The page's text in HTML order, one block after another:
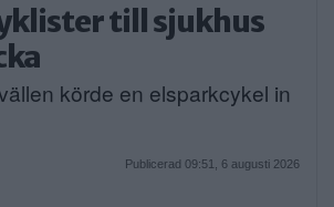
till sjukhus
körde en elsparkcykel in
Publicerad 09:51, 6 augusti 2026